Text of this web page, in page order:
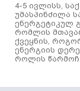
4-5 ივლისს,
უმასპინძილა
ენერგეტიკულ
რომლის
ქვეყნის,
ენერგიის
როლის